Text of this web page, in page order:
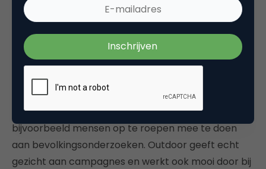
Wat doe je naast televisie nog meer aan media-
‘Televisie is voor ons echt heel belangrijk, met name
voor de zichtbaarheid, maar ook voor de
voelbaarheid van de ziekte en alles eromheen.
Daarnaast speelt online uiteraard een grote rol,
vooral ook vanuit call to action-perspectief, om
bijvoorbeeld mensen op te roepen mee te doen
aan bevolkingsonderzoeken. Outdoor geeft echt
gezicht aan campagnes en werkt ook mooi door bij